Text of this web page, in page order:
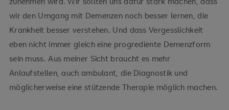
wir den Umgang mit Demenzen noch besser lernen, die
Krankheit besser verstehen. Und dass Vergesslichkeit
eben nicht immer gleich eine progrediente Demenzform
sein muss. Aus meiner Sicht braucht es mehr
Anlaufstellen, auch ambulant, die Diagnostik und
möglicherweise eine stützende Therapie möglich machen.